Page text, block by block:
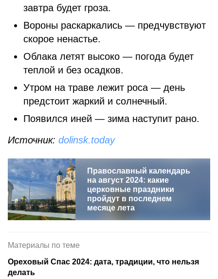
завтра будет гроза.
Вороны раскаркались — предчувствуют
скорое ненастье.
Облака летят высоко — погода будет
теплой и без осадков.
Утром на траве лежит роса — день
предстоит жаркий и солнечный.
Появился иней — зима наступит рано.
Источник: dolinsk.today
Православный календарь
на август 2024: какие
церковные праздники
пройдут в последнем
месяце лета
Материалы по теме
Ореховый Спас 2024: дата, традиции, что нельзя
делать